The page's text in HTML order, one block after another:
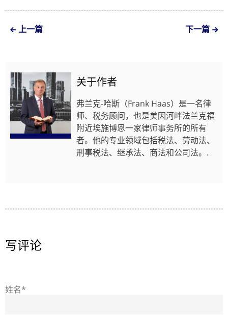
上一篇 下一篇
关于作者
弗兰克-哈斯（Frank Haas）是一名律
师、税务顾问，也是美因河畔法兰克福
附近埃施博恩一家律师事务所的所有
者。他的专业领域包括税法、劳动法、
刑事税法、继承法、商法和公司法。.
写评论
姓名*